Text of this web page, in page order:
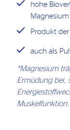
hohe
Magnesium
Produkt
auch als
*Magnesium
Ermüdung bei,
Muskelfunktion.